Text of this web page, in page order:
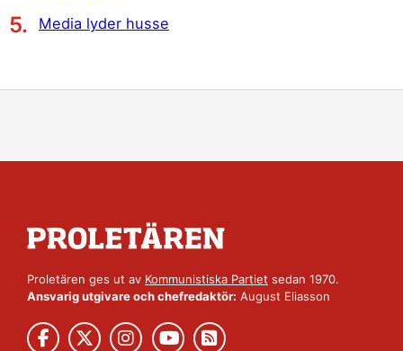
Media lyder husse
Proletären ges ut av Kommunistiska Partiet sedan 1970.
Ansvarig utgivare och chefredaktör: August Eliasson